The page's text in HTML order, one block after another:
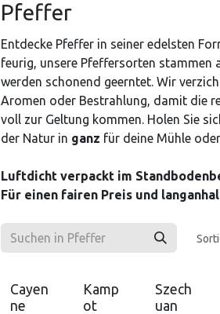
Pfeffer
Entdecke Pfeffer in seiner edelsten
feurig, unsere Pfeffersorten stammen
werden schonend geerntet. Wir
Aromen oder Bestrahlung, damit die
voll zur Geltung kommen. Holen Sie
der Natur in ganz für deine Mühle oder
Luftdicht verpackt im
Für einen fairen Preis und
Cayen
ne
Kamp
ot
Szech
uan